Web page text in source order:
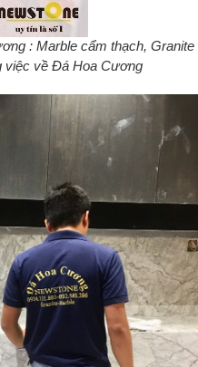
: Marble cẩm thạch,
việc về Đá Hoa Cương